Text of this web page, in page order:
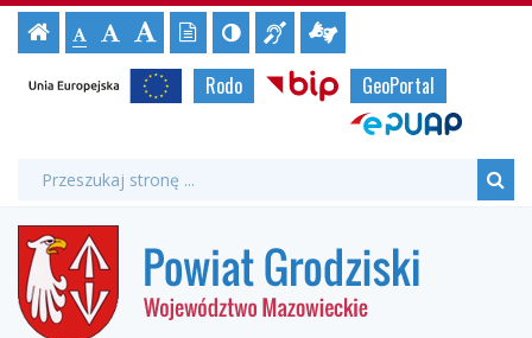
Podsumowanie
realizacji
projektu
„SILNI
RODZICE
program
Ustawienia
strony
Strona
główna
Czcionka,
jej
na
Czcionka
standardowa
Czcionka
powiększona
Czcionka
duża
Wersja
tekstowa
Kontrast
(włącz/wyłącz)
Informacja
dla
niesłyszących
Tłumacz
migowy
online
Strony
Unia
Europejska
Rodo
Biuletyn
Informacji
Publicznej
GeoPortal
ePUAP
Wyszukiwarka
Formularz
Wyszukiwana
fraza:
Powiat
Grodziski